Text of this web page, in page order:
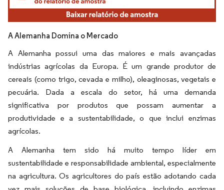
A Alemanha Domina o Mercado
A Alemanha possui uma das maiores e mais avançadas
indústrias agrícolas da Europa. É um grande produtor de
cereais (como trigo, cevada e milho), oleaginosas, vegetais e
pecuária. Dada a escala do setor, há uma demanda
significativa por produtos que possam aumentar a
produtividade e a sustentabilidade, o que inclui enzimas
agrícolas.
A Alemanha tem sido há muito tempo líder em
sustentabilidade e responsabilidade ambiental, especialmente
na agricultura. Os agricultores do país estão adotando cada